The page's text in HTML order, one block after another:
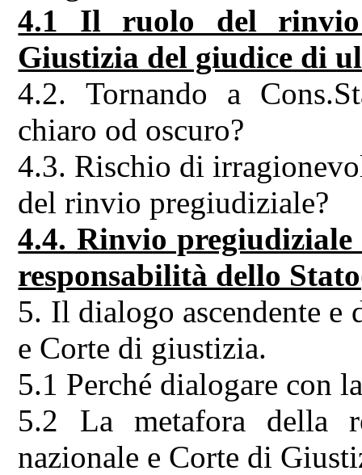
4.1 Il ruolo del
Giustizia del giudice di
4.2. Tornando a
chiaro od oscuro?
4.3. Rischio di
del rinvio pregiudiziale?
4.4. Rinvio
responsabilità dello
5. Il dialogo ascendente e
e Corte di giustizia.
5.1 Perché dialogare con
5.2 La metafora della
nazionale e Corte di